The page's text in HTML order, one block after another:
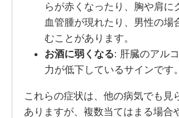
らが赤くなったり、胸や肩に
血管腫が現れたり、男性の場
むことがあります。
お酒に弱くなる: 肝臓のアル
力が低下しているサインです。
これらの症状は、他の病気でも見
ありますが、複数当てはまる場合